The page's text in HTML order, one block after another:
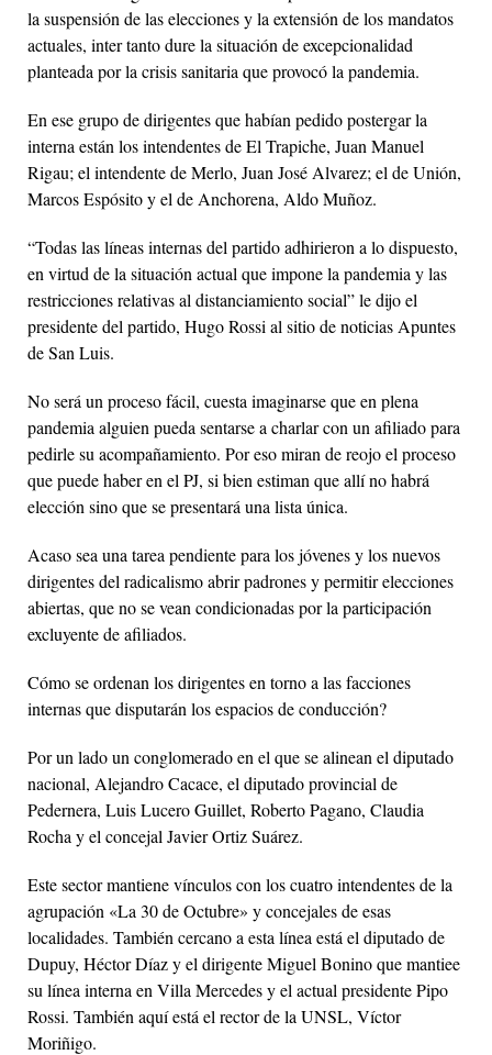
la suspensión de las elecciones y la extensión de los mandatos
actuales, inter tanto dure la situación de excepcionalidad
planteada por la crisis sanitaria que provocó la pandemia.
En ese grupo de dirigentes que habían pedido postergar la
interna están los intendentes de El Trapiche, Juan Manuel
Rigau; el intendente de Merlo, Juan José Alvarez; el de Unión,
Marcos Espósito y el de Anchorena, Aldo Muñoz.
“Todas las líneas internas del partido adhirieron a lo dispuesto,
en virtud de la situación actual que impone la pandemia y las
restricciones relativas al distanciamiento social” le dijo el
presidente del partido, Hugo Rossi al sitio de noticias Apuntes
de San Luis.
No será un proceso fácil, cuesta imaginarse que en plena
pandemia alguien pueda sentarse a charlar con un afiliado para
pedirle su acompañamiento. Por eso miran de reojo el proceso
que puede haber en el PJ, si bien estiman que allí no habrá
elección sino que se presentará una lista única.
Acaso sea una tarea pendiente para los jóvenes y los nuevos
dirigentes del radicalismo abrir padrones y permitir elecciones
abiertas, que no se vean condicionadas por la participación
excluyente de afiliados.
Cómo se ordenan los dirigentes en torno a las facciones
internas que disputarán los espacios de conducción?
Por un lado un conglomerado en el que se alinean el diputado
nacional, Alejandro Cacace, el diputado provincial de
Pedernera, Luis Lucero Guillet, Roberto Pagano, Claudia
Rocha y el concejal Javier Ortiz Suárez.
Este sector mantiene vínculos con los cuatro intendentes de la
agrupación «La 30 de Octubre» y concejales de esas
localidades. También cercano a esta línea está el diputado de
Dupuy, Héctor Díaz y el dirigente Miguel Bonino que mantiee
su línea interna en Villa Mercedes y el actual presidente Pipo
Rossi. También aquí está el rector de la UNSL, Víctor
Moriñigo.